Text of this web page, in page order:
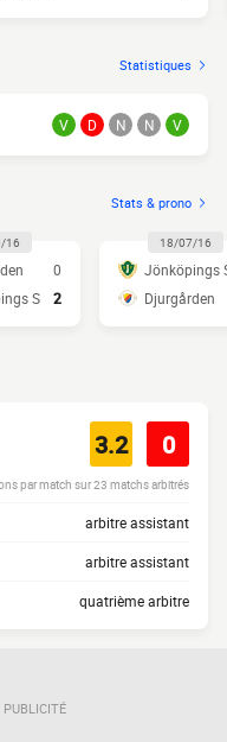
Statistiques
V D N N V
Stats & prono
16
0
S
2
18/07/16
Jönköpings
Djurgården
3.2 0
par match sur 23 matchs arbitrés
arbitre assistant
arbitre assistant
quatrième arbitre